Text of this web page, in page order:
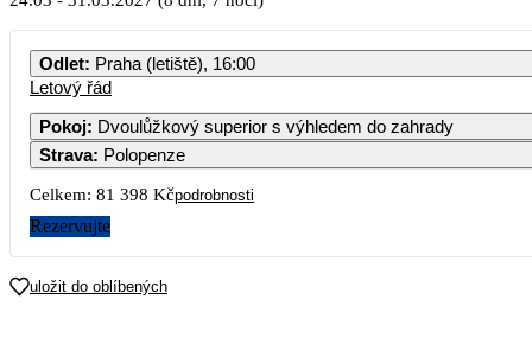
Odlet: Praha (letiště), 16:00
Letový řád
Pokoj: Dvoulůžkový superior s výhledem do zahrady
Strava: Polopenze
Celkem: 81 398 Kčpodrobnosti
Rezervujte
uložit do oblíbených